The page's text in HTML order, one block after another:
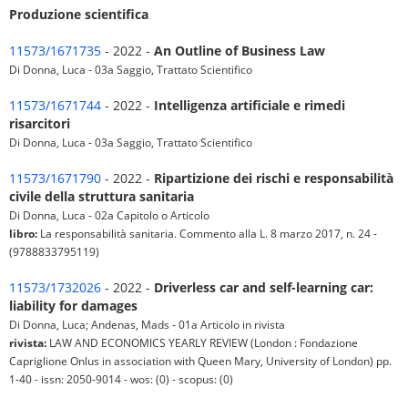
Produzione scientifica
11573/1671735 - 2022 - An Outline of Business Law
Di Donna, Luca - 03a Saggio, Trattato Scientifico
11573/1671744 - 2022 - Intelligenza artificiale e rimedi
risarcitori
Di Donna, Luca - 03a Saggio, Trattato Scientifico
11573/1671790 - 2022 - Ripartizione dei rischi e responsabilità
civile della struttura sanitaria
Di Donna, Luca - 02a Capitolo o Articolo
libro: La responsabilità sanitaria. Commento alla L. 8 marzo 2017, n. 24 -
(9788833795119)
11573/1732026 - 2022 - Driverless car and self-learning car:
liability for damages
Di Donna, Luca; Andenas, Mads - 01a Articolo in rivista
rivista: LAW AND ECONOMICS YEARLY REVIEW (London : Fondazione
Capriglione Onlus in association with Queen Mary, University of London) pp.
1-40 - issn: 2050-9014 - wos: (0) - scopus: (0)